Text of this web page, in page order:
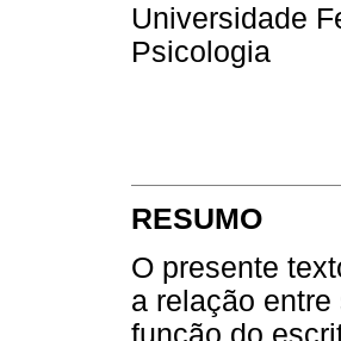
Universidade
Psicologia
RESUMO
O presente
a relação
função do